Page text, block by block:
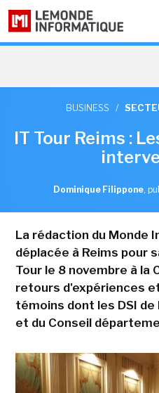
BUSINESS /
IT Tour Reims :
Dominique Filippone,
La rédaction du Monde
déplacée à Reims pour
Tour le 8 novembre à la
retours d'expériences
témoins dont les DSI
et du Conseil